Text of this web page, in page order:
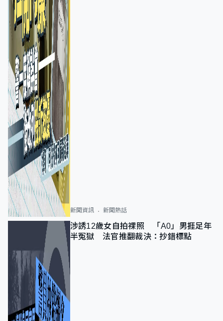
新聞資訊 新聞熱話
涉誘12歲女自拍祼照 「A0」男捱足年
半冤獄 法官推翻裁決：抄錯標點